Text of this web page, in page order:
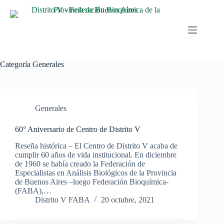
Categoría Generales
Generales
60° Aniversario de Centro de Distrito V
Reseña histórica – El Centro de Distrito V acaba de
cumplir 60 años de vida institucional. En diciembre
de 1960 se había creado la Federación de
Especialistas en Análisis Biológicos de la Provincia
de Buenos Aires –luego Federación Bioquímica-
(FABA),…
Distrito V FABA
20 octubre, 2021